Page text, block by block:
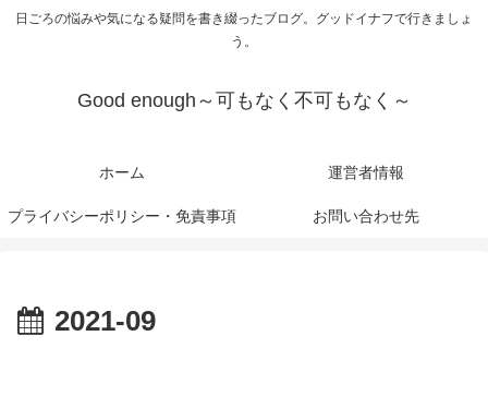
日ごろの悩みや気になる疑問を書き綴ったブログ。グッドイナフで行きましょ
う。
Good enough～可もなく不可もなく～
ホーム 運営者情報
プライバシーポリシー・免責事項 お問い合わせ先
2021-09